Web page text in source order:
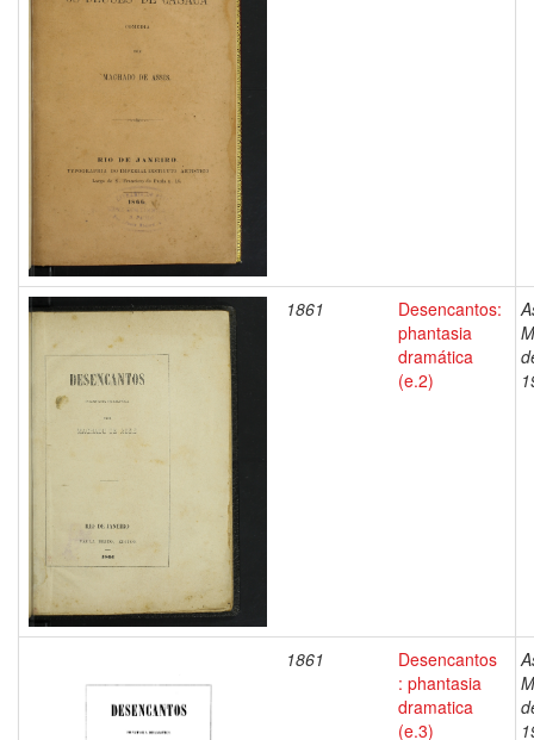
1861
Desencantos:
phantasia
dramática
(e.2)
1861
Desencantos
: phantasia
dramatica
(e.3)